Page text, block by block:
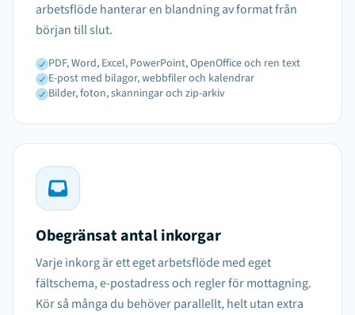
arbetsflöde hanterar en blandning av format från
början till slut.
PDF, Word, Excel, PowerPoint, OpenOffice och ren text
E-post med bilagor, webbfiler och kalendrar
Bilder, foton, skanningar och zip-arkiv
Obegränsat antal inkorgar
Varje inkorg är ett eget arbetsflöde med eget
fältschema, e-postadress och regler för mottagning.
Kör så många du behöver parallellt, helt utan extra